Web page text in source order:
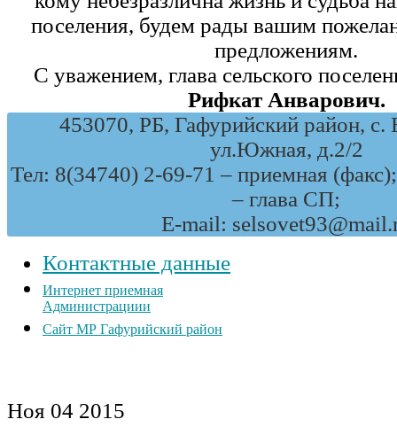
поселения, будем рады вашим
предложениям.
С уважением, глава сельского
Рифкат Анварович.
453070, РБ, Гафурийский район, с.
ул.Южная, д.2/2
Тел: 8(34740) 2-69-71 – приемная
– глава СП;
E-mail:
Контактные данные
Интернет приемная
Администрациии
Сайт МР Гафурийский район
Ноя 04 2015